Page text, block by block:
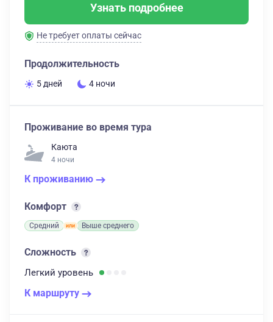
Узнать подробнее
Не требует оплаты сейчас
Продолжительность
5 дней 4 ночи
Проживание во время тура
Каюта
4 ночи
К проживанию
Комфорт
Средний Выше среднего
Сложность
Легкий уровень
К маршруту